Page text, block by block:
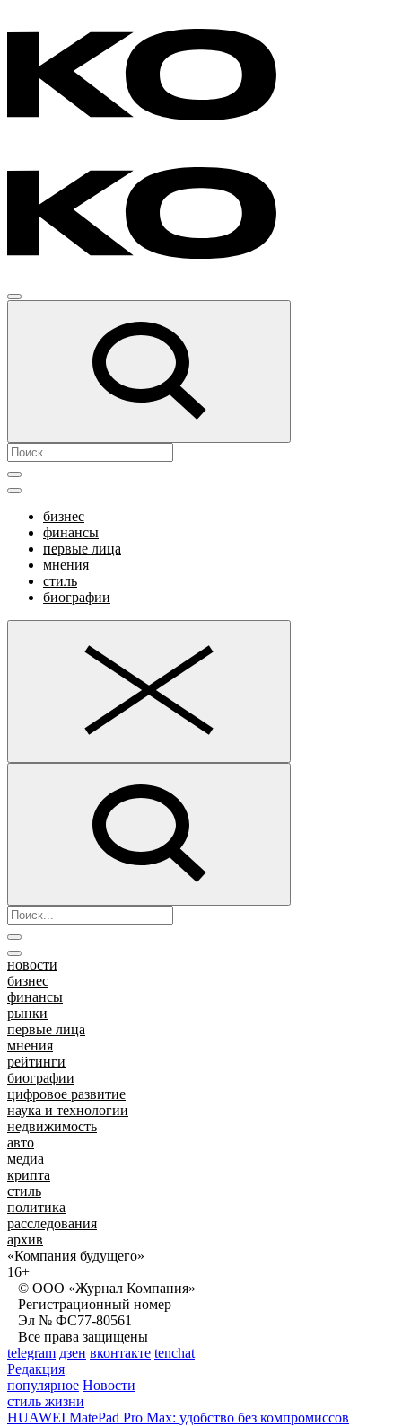
бизнес
финансы
первые лица
мнения
стиль
биографии
новости
бизнес
финансы
рынки
первые лица
мнения
рейтинги
биографии
цифровое развитие
наука и технологии
недвижимость
авто
медиа
крипта
стиль
политика
расследования
архив
«Компания будущего»
16+
© ООО «Журнал Компания»
Регистрационный номер
Эл № ФС77-80561
Все права защищены
telegram дзен вконтакте tenchat
Редакция
популярное Новости
стиль жизни
HUAWEI MatePad Pro Max: удобство без компромиссов